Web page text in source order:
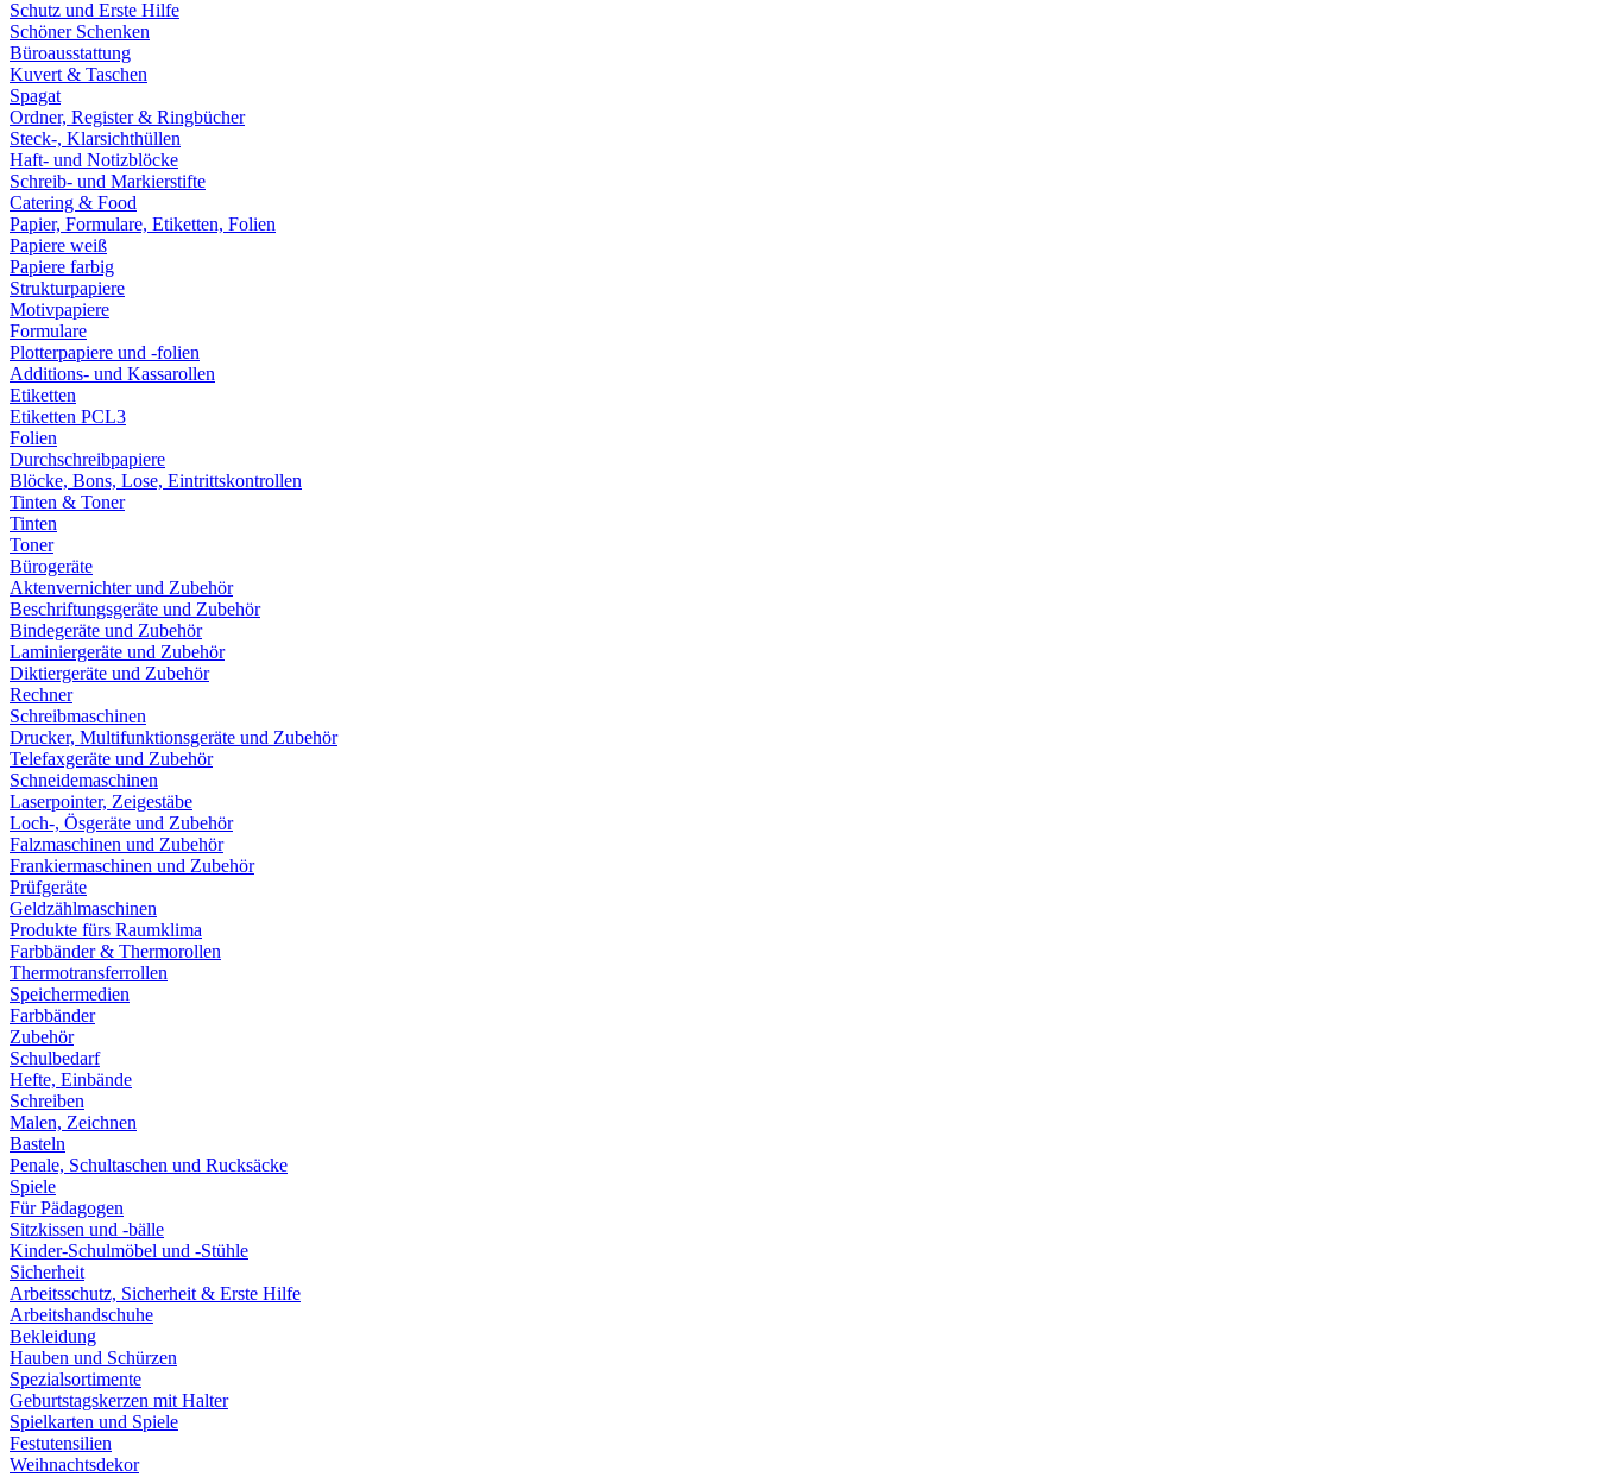
Schutz und Erste Hilfe
Schöner Schenken
Büroausstattung
Kuvert & Taschen
Spagat
Ordner, Register & Ringbücher
Steck-, Klarsichthüllen
Haft- und Notizblöcke
Schreib- und Markierstifte
Catering & Food
Papier, Formulare, Etiketten, Folien
Papiere weiß
Papiere farbig
Strukturpapiere
Motivpapiere
Formulare
Plotterpapiere und -folien
Additions- und Kassarollen
Etiketten
Etiketten PCL3
Folien
Durchschreibpapiere
Blöcke, Bons, Lose, Eintrittskontrollen
Tinten & Toner
Tinten
Toner
Bürogeräte
Aktenvernichter und Zubehör
Beschriftungsgeräte und Zubehör
Bindegeräte und Zubehör
Laminiergeräte und Zubehör
Diktiergeräte und Zubehör
Rechner
Schreibmaschinen
Drucker, Multifunktionsgeräte und Zubehör
Telefaxgeräte und Zubehör
Schneidemaschinen
Laserpointer, Zeigestäbe
Loch-, Ösgeräte und Zubehör
Falzmaschinen und Zubehör
Frankiermaschinen und Zubehör
Prüfgeräte
Geldzählmaschinen
Produkte fürs Raumklima
Farbbänder & Thermorollen
Thermotransferrollen
Speichermedien
Farbbänder
Zubehör
Schulbedarf
Hefte, Einbände
Schreiben
Malen, Zeichnen
Basteln
Penale, Schultaschen und Rucksäcke
Spiele
Für Pädagogen
Sitzkissen und -bälle
Kinder-Schulmöbel und -Stühle
Sicherheit
Arbeitsschutz, Sicherheit & Erste Hilfe
Arbeitshandschuhe
Bekleidung
Hauben und Schürzen
Spezialsortimente
Geburtstagskerzen mit Halter
Spielkarten und Spiele
Festutensilien
Weihnachtsdekor